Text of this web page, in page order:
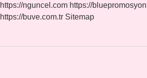
https://nguncel.com https://
https://buve.com.tr Sitemap